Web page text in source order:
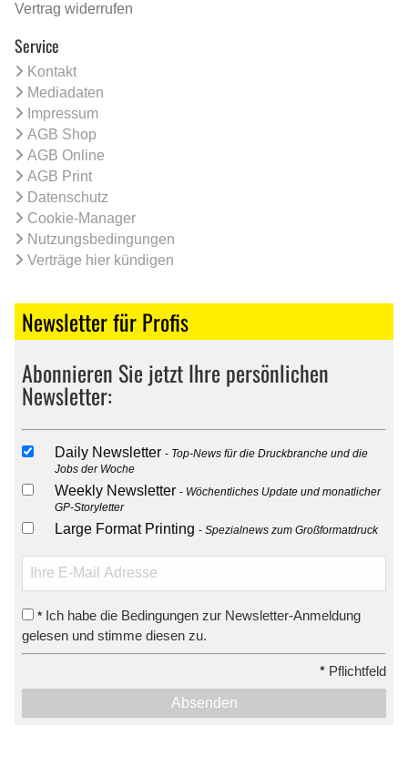
Vertrag widerrufen
Service
Kontakt
Mediadaten
Impressum
AGB Shop
AGB Online
AGB Print
Datenschutz
Cookie-Manager
Nutzungsbedingungen
Verträge hier kündigen
Newsletter für Profis
Abonnieren Sie jetzt Ihre persönlichen
Newsletter:
Daily Newsletter
Top-News für die Druckbranche und die
Jobs der Woche
Weekly Newsletter
Wöchentliches Update und monatlicher
GP-Storyletter
Large Format Printing Spezialnews zum Großformatdruck
* Ich habe die Bedingungen zur Newsletter-Anmeldung
gelesen und stimme diesen zu.
* Pflichtfeld
Absenden